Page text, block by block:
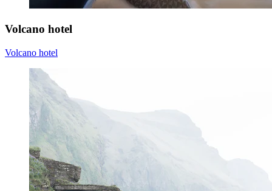
Volcano hotel
Volcano hotel